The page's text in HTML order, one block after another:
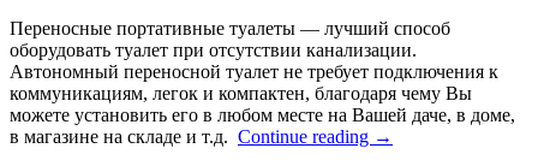
Переносные портативные туалеты — лучший способ
оборудовать туалет при отсутствии канализации.
Автономный переносной туалет не требует подключения к
коммуникациям, легок и компактен, благодаря чему Вы
можете установить его в любом месте на Вашей даче, в доме,
в магазине на складе и т.д. Continue reading →